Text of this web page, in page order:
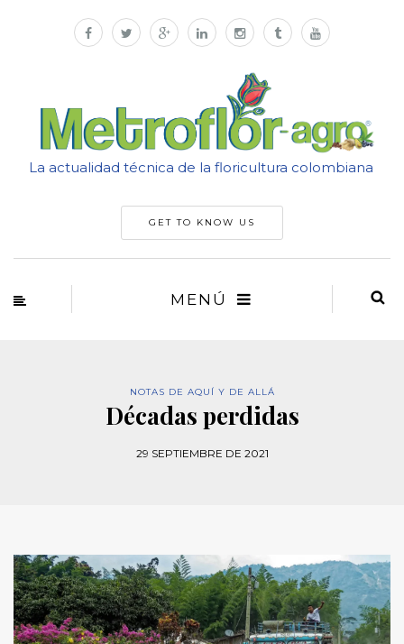
La actualidad técnica de la floricultura colombiana
GET TO KNOW US
MENÚ
NOTAS DE AQUÍ Y DE ALLÁ
Décadas perdidas
29 SEPTIEMBRE DE 2021